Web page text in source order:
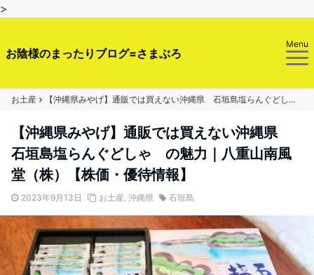
>
お陰様のまったりブログ=さまぶろ
Menu
お土産 【沖縄県みやげ】通販では買えない沖縄県 石垣島塩らんぐどしゃ の魅力｜八重山南風堂（株）【株価・優待情報】
【沖縄県みやげ】通販では買えない沖縄県
石垣島塩らんぐどしゃ の魅力｜八重山南風
堂（株）【株価・優待情報】
2023年9月13日 お土産, 沖縄県 石垣島